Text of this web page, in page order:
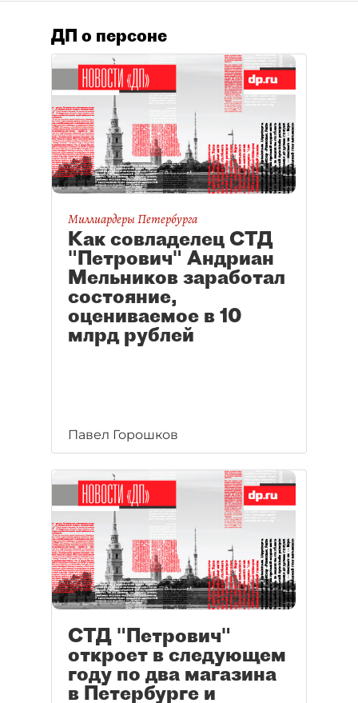
ДП о персоне
Миллиардеры Петербурга
Как совладелец СТД
"Петрович" Андриан
Мельников заработал
состояние,
оцениваемое в 10
млрд рублей
Павел Горошков
СТД "Петрович"
откроет в следующем
году по два магазина
в Петербурге и